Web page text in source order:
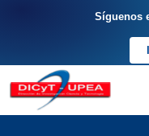
Síguenos